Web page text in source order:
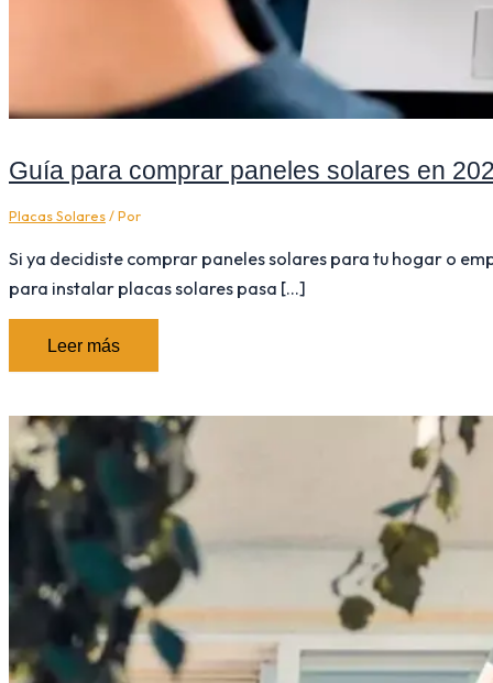
Guía para comprar paneles solares en
Placas Solares/ Por
Si ya decidiste comprar paneles solares para tu hogar o
para instalar placas solares pasa […]
Leer más